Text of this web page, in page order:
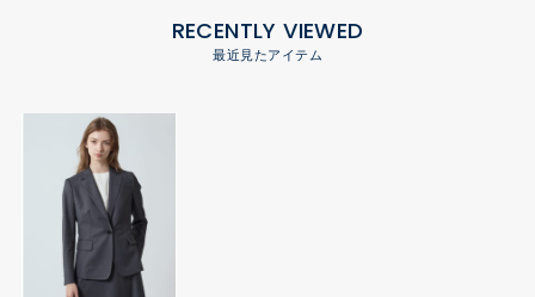
RECENTLY VIEWED
最近見たアイテム